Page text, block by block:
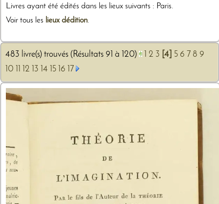
Livres ayant été édités dans les lieux suivants : Paris.
Voir tous les lieux dédition.
483 livre(s) trouvés (Résultats 91 à 120) 2 3 [4] 5 6 7 8 9
10
12 13 14 15 16 17